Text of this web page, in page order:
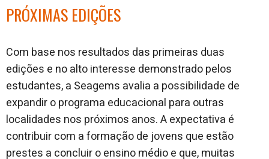
PRÓXIMAS EDIÇÕES
Com base nos resultados das primeiras duas
edições e no alto interesse demonstrado pelos
estudantes, a Seagems avalia a possibilidade de
expandir o programa educacional para outras
localidades nos próximos anos. A expectativa é
contribuir com a formação de jovens que estão
prestes a concluir o ensino médio e que, muitas